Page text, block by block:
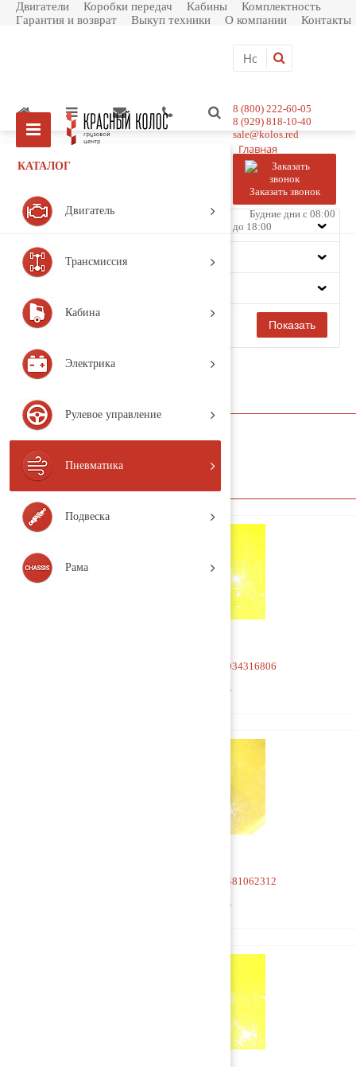
Двигатели Коробки передач Кабины
Комплектность
Гарантия и возврат
Выкуп техники О компании Контакты
8 (800) 222-60-05
8 (929) 818-10-40
sale@kolos.red
Заказать звонок
Будние дни с 08:00
до 18:00
КАТАЛОГ
Двигатель
Трансмиссия
Кабина
Электрика
Рулевое управление
Пневматика
Подвеска
Рама
Главная
Каталог товаров
Пневматика
Фильтр
Цена
Производитель
название
Кран 4-х контурный 0034316806
7 500 руб
Кран 4-х контурный 0481062312
1 500 руб